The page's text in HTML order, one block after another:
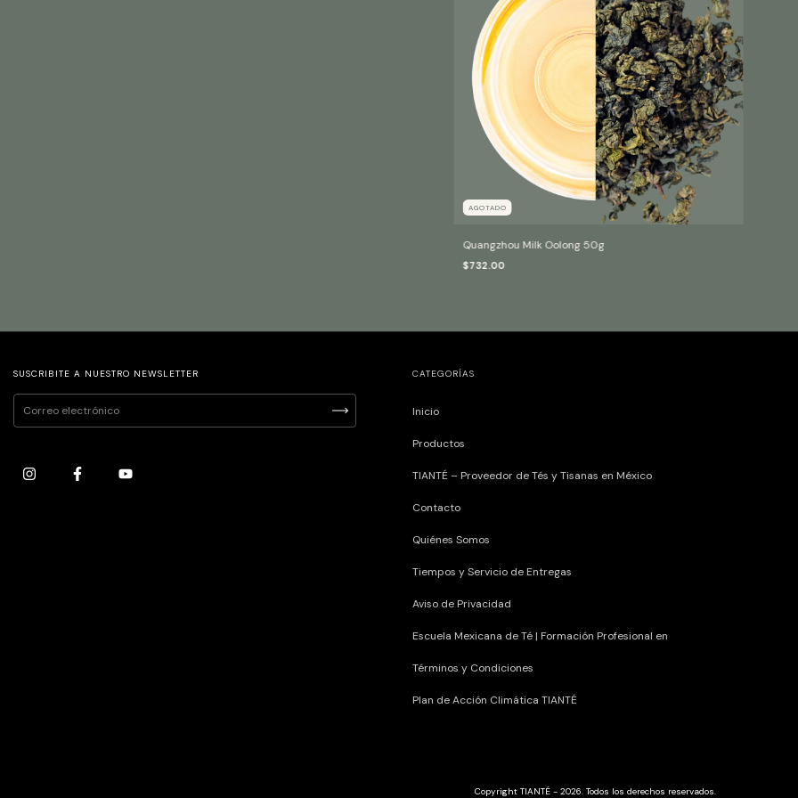
AGOTADO
Quangzhou Milk Oolong 50g
$732.00
SUSCRIBITE A NUESTRO NEWSLETTER CATEGORÍAS
Inicio
Productos
TIANTÉ – Proveedor de Tés y Tisanas en México
Contacto
Quiénes Somos
Tiempos y Servicio de Entregas
Aviso de Privacidad
Escuela Mexicana de Té | Formación Profesional en
Términos y Condiciones
Plan de Acción Climática TIANTÉ
Copyright TIANTÉ - 2026. Todos los derechos reservados.